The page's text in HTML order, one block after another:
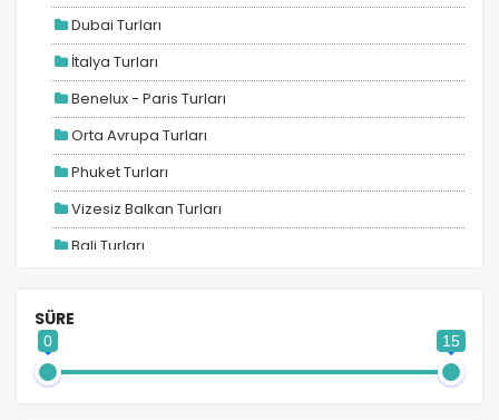
Dubai Turları
İtalya Turları
Benelux - Paris Turları
Orta Avrupa Turları
Phuket Turları
Vizesiz Balkan Turları
Bali Turları
Ara Tatil Turları
SÜRE
0 15